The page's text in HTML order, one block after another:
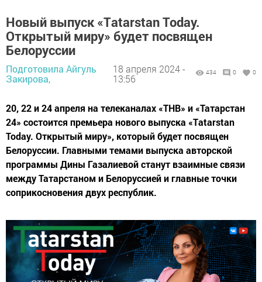
Новый выпуск «Тatarstan Today.
Открытый миру» будет посвящен
Белоруссии
Подготовила Айгуль
Закирова,
18 апреля 2024 -
13:56
434 0 0
20, 22 и 24 апреля на телеканалах «ТНВ» и «Татарстан
24» состоится премьера нового выпуска «Тatarstan
Today. Открытый миру», который будет посвящен
Белоруссии. Главными темами выпуска авторской
программы Дины Газалиевой станут взаимные связи
между Татарстаном и Белоруссией и главные точки
соприкосновения двух республик.